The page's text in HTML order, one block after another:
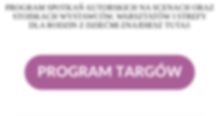
PROGRAM SPOTKAŃ AUTORSKICH NA SCENACH ORAZ
STOISKACH WYSTAWCÓW, WARSZTATÓW I STREFY
DLA RODZIN Z DZIEĆMI ZNAJDIESZ TUTAJ: